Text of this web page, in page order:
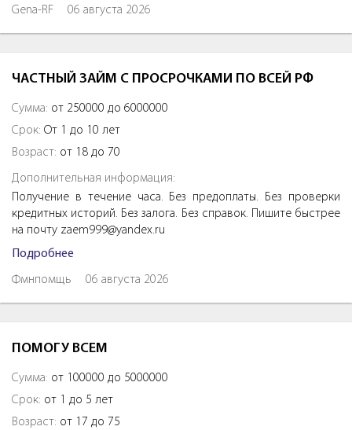
Gena-RF 06 августа 2026
ЧАСТНЫЙ ЗАЙМ С ПРОСРОЧКАМИ ПО ВСЕЙ РФ
Сумма: от 250000 до 6000000
Срок: От 1 до 10 лет
Возраст: от 18 до 70
Дополнительная информация:
Получение в течение часа. Без предоплаты. Без проверки
кредитных историй. Без залога. Без справок. Пишите быстрее
на почту zaem999@yandex.ru
Подробнее
Фмнпомщь 06 августа 2026
ПОМОГУ ВСЕМ
Сумма: от 100000 до 5000000
Срок: от 1 до 5 лет
Возраст: от 17 до 75